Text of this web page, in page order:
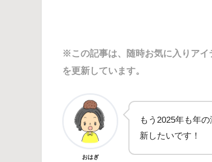
※この記事は、随時お気に入りア
を更新しています。
おはぎ
もう2025年も年
新したいです！